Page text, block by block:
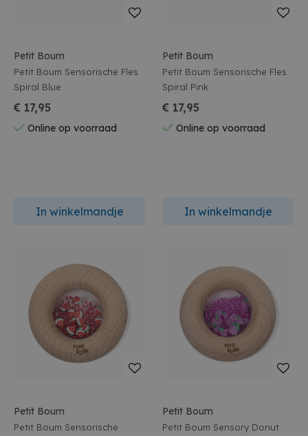
Petit Boum
Petit Boum Sensorische Fles
Spiral Blue
€ 17,95
Online op voorraad
In winkelmandje
Petit Boum
Petit Boum Sensorische Fles
Spiral Pink
€ 17,95
Online op voorraad
In winkelmandje
Petit Boum
Petit Boum Sensorische
Petit Boum
Petit Boum Sensory Donut